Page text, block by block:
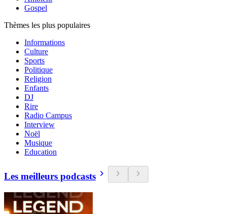
Gospel
Thèmes les plus populaires
Informations
Culture
Sports
Politique
Religion
Enfants
DJ
Rire
Radio Campus
Interview
Noël
Musique
Education
Les meilleurs podcasts